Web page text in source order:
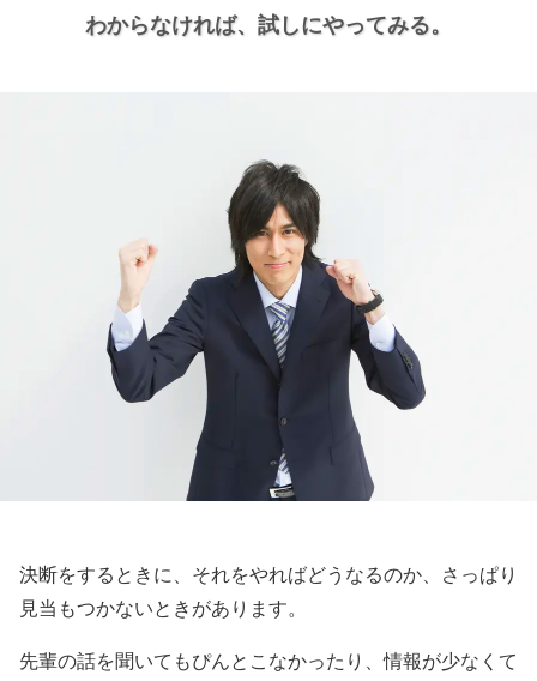
わからなければ、 試しにやってみる。
決断をするときに、それをやればどうなるのか、さっぱり
見当もつかないときがあります。
先輩の話を聞いてもぴんとこなかったり、情報が少なくて